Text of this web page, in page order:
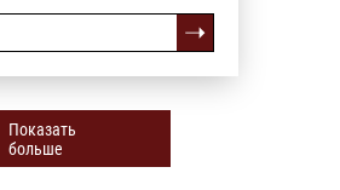
Показать
больше